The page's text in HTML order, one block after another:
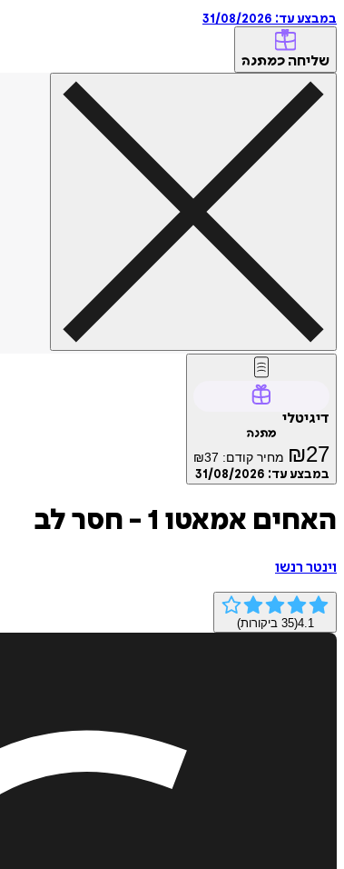
במבצע עד: 31/08/2026
שליחה כמתנה
דיגיטלי
מתנה
₪27 מחיר קודם: ₪37
במבצע עד: 31/08/2026
האחים אמאטו 1 - חסר לב
וינטר רנשו
4.1
(
35 ביקורות)